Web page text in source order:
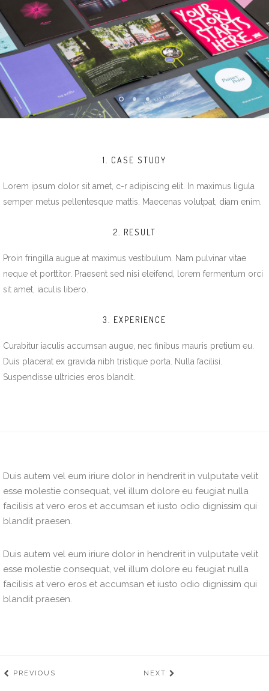
1. CASE STUDY
Lorem ipsum dolor sit amet, c-r adipiscing elit. In maximus ligula
semper metus pellentesque mattis. Maecenas volutpat, diam enim.
2. RESULT
Proin fringilla augue at maximus vestibulum. Nam pulvinar vitae
neque et porttitor. Praesent sed nisi eleifend, lorem fermentum orci
sit amet, iaculis libero.
3. EXPERIENCE
Curabitur iaculis accumsan augue, nec finibus mauris pretium eu.
Duis placerat ex gravida nibh tristique porta. Nulla facilisi.
Suspendisse ultricies eros blandit.
Duis autem vel eum iriure dolor in hendrerit in vulputate velit
esse molestie consequat, vel illum dolore eu feugiat nulla
facilisis at vero eros et accumsan et iusto odio dignissim qui
blandit praesen.
Duis autem vel eum iriure dolor in hendrerit in vulputate velit
esse molestie consequat, vel illum dolore eu feugiat nulla
facilisis at vero eros et accumsan et iusto odio dignissim qui
blandit praesen.
PREVIOUS NEXT